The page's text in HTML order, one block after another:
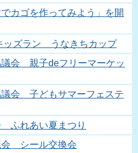
カゴを作ってみよう」を開
ッズラン うなきちカップ
議会 親子deフリーマーケッ
議会 子どもサマーフェステ
ふれあい夏まつり
会 シール交換会